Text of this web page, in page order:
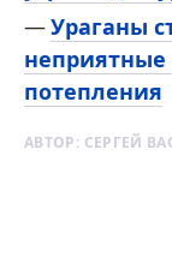
Ураганы
неприятные
потепления
АВТОР: СЕРГЕЙ